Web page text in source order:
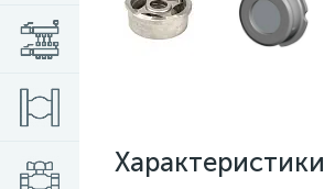
Характеристики